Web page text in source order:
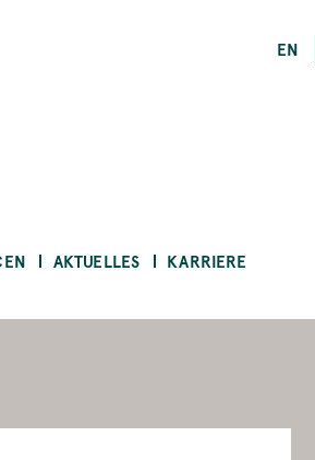
EN
AKTUELLES KARRIERE